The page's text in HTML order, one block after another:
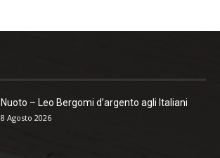
Nuoto – Leo Bergomi d’argento agli Italiani
8 Agosto 2026